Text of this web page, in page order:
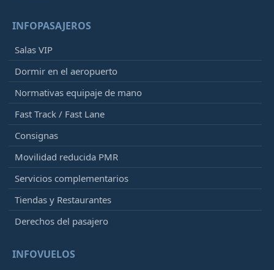
INFOPASAJEROS
Salas VIP
Dormir en el aeropuerto
Normativas equipaje de mano
Fast Track / Fast Lane
Consignas
Movilidad reducida PMR
Servicios complementarios
Tiendas y Restaurantes
Derechos del pasajero
INFOVUELOS